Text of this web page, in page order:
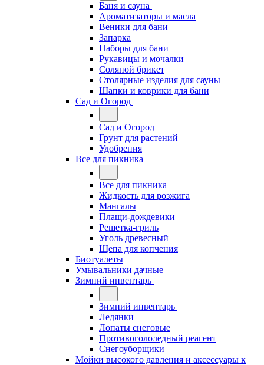
Баня и сауна
Ароматизаторы и масла
Веники для бани
Запарка
Наборы для бани
Рукавицы и мочалки
Соляной брикет
Столярные изделия для сауны
Шапки и коврики для бани
Сад и Огород
Сад и Огород
Грунт для растений
Удобрения
Все для пикника
Все для пикника
Жидкость для розжига
Мангалы
Плащи-дождевики
Решетка-гриль
Уголь древесный
Щепа для копчения
Биотуалеты
Умывальники дачные
Зимний инвентарь
Зимний инвентарь
Ледянки
Лопаты снеговые
Противогололедный реагент
Снегоуборщики
Мойки высокого давления и аксессуары к